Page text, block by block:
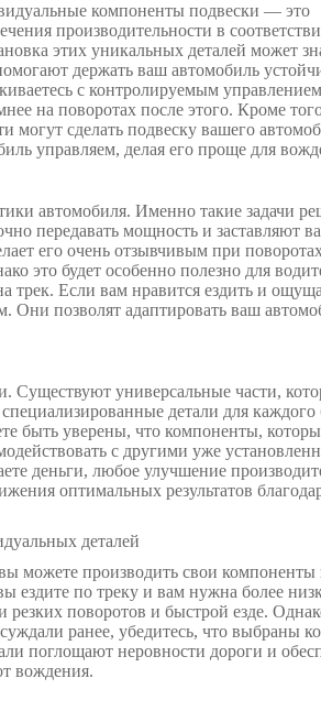
компоненты подвески — это
производительности в
этих уникальных деталей может
держать ваш автомобиль
с контролируемым
на поворотах после этого. Кроме
могут сделать подвеску вашего
управляем, делая его проще для
автомобиля. Именно такие задачи
передавать мощность и заставляют
его очень отзывчивым при
это будет особенно полезно для
трек. Если вам нравится ездить и
Они позволят адаптировать ваш
Существуют универсальные части,
детали для каждого
быть уверены, что компоненты,
с другими уже
деньги, любое улучшение
оптимальных результатов
деталей
можете производить свои компоненты
ездите по треку и вам нужна более
поворотов и быстрой езде.
ранее, убедитесь, что выбраны
поглощают неровности дороги и
вождения.